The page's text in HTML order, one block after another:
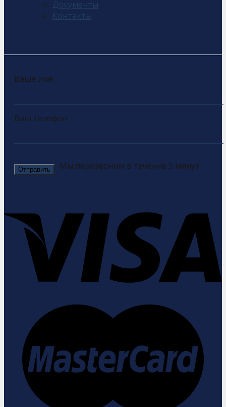
Документы
Контакты
Ваше имя
Ваш телефон
Мы перезвоним в течение 5 минут.